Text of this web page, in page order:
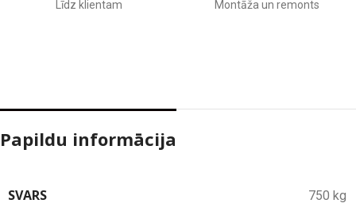
Līdz klientam Montāža un remonts
Papildu informācija
SVARS 750 kg